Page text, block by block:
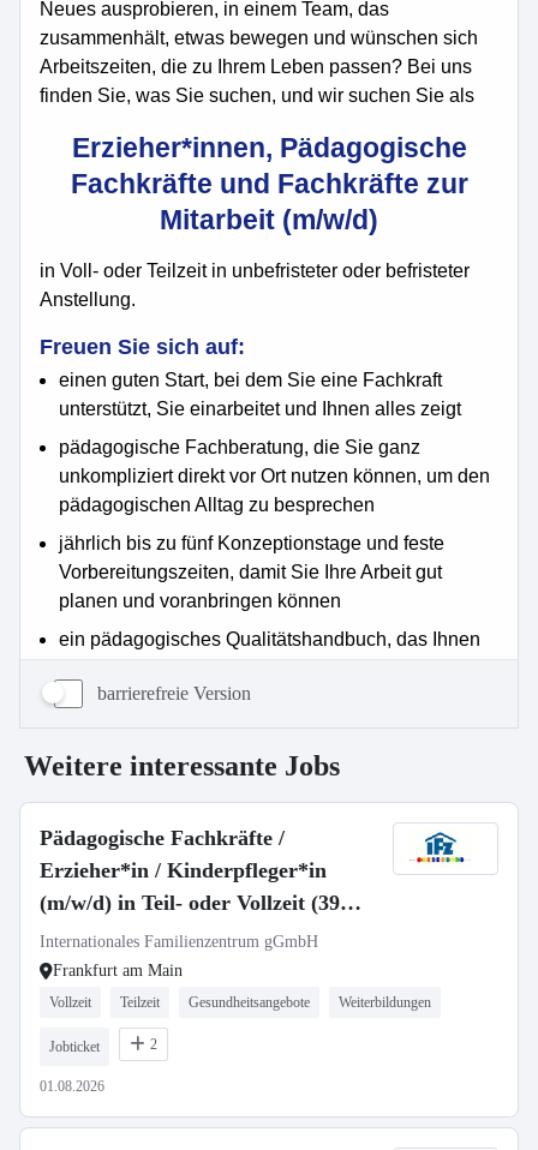
barrierefreie Version
Weitere interessante Jobs
Pädagogische Fachkräfte /
Erzieher*in / Kinderpfleger*in
(m/w/d) in Teil- oder Vollzeit (39
Std./Wo)
Internationales Familienzentrum gGmbH
Frankfurt am Main
Vollzeit Teilzeit Gesundheitsangebote Weiterbildungen
Jobticket 2
01.08.2026